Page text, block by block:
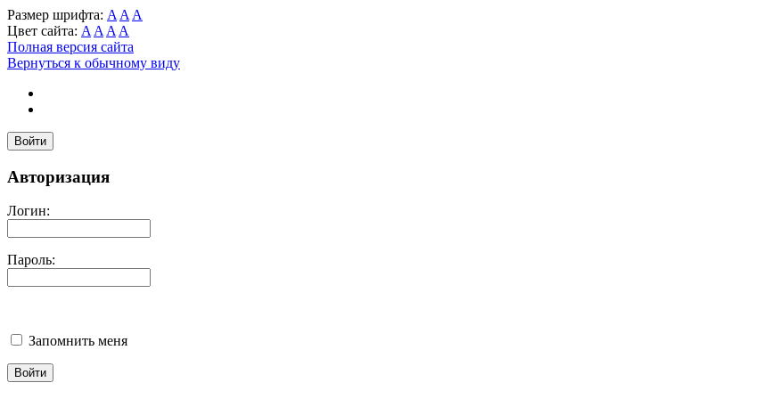
Размер шрифта: A A A
Цвет сайта: A A A A
Полная версия сайта
Вернуться к обычному виду
Войти
Авторизация
Логин:
Пароль:
Запомнить меня